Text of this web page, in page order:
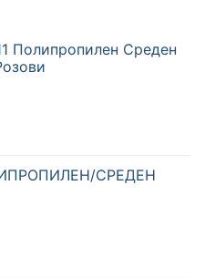
Полипропилен Среден
СРЕДЕН